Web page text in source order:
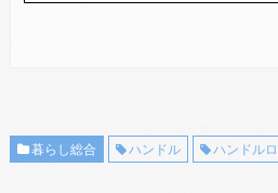
暮らし総合 ハンドル ハンドル